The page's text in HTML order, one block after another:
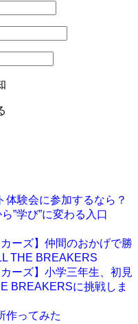
体験会に参加するなら？
”学び”に変わる入口
ーズ】仲間のおかげで勝
THE BREAKERS
ーズ】小学三年生、初見
BREAKERSに挑戦しま
作ってみた